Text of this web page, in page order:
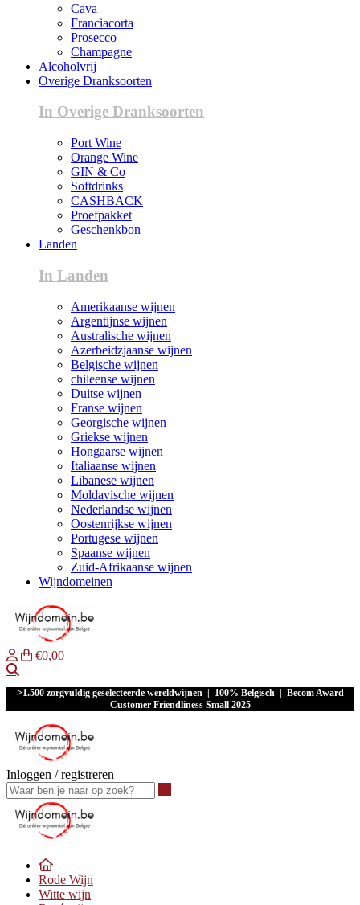
Cava
Franciacorta
Prosecco
Champagne
Alcoholvrij
Overige Dranksoorten
In Overige Dranksoorten
Port Wine
Orange Wine
GIN & Co
Softdrinks
CASHBACK
Proefpakket
Geschenkbon
Landen
In Landen
Amerikaanse wijnen
Argentijnse wijnen
Australische wijnen
Azerbeidzjaanse wijnen
Belgische wijnen
chileense wijnen
Duitse wijnen
Franse wijnen
Georgische wijnen
Griekse wijnen
Hongaarse wijnen
Italiaanse wijnen
Libanese wijnen
Moldavische wijnen
Nederlandse wijnen
Oostenrijkse wijnen
Portugese wijnen
Spaanse wijnen
Zuid-Afrikaanse wijnen
Wijndomeinen
€0,00
>1.500 zorgvuldig geselecteerde wereldwijnen | 100% Belgisch | Becom Award
Customer Friendliness Small 2025
Inloggen /registreren
Rode Wijn
Witte wijn